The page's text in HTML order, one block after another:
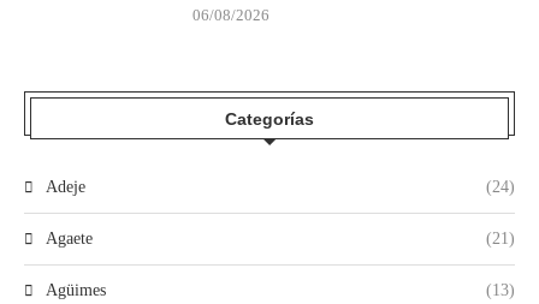
06/08/2026
Categorías
Adeje (24)
Agaete (21)
Agüimes (13)